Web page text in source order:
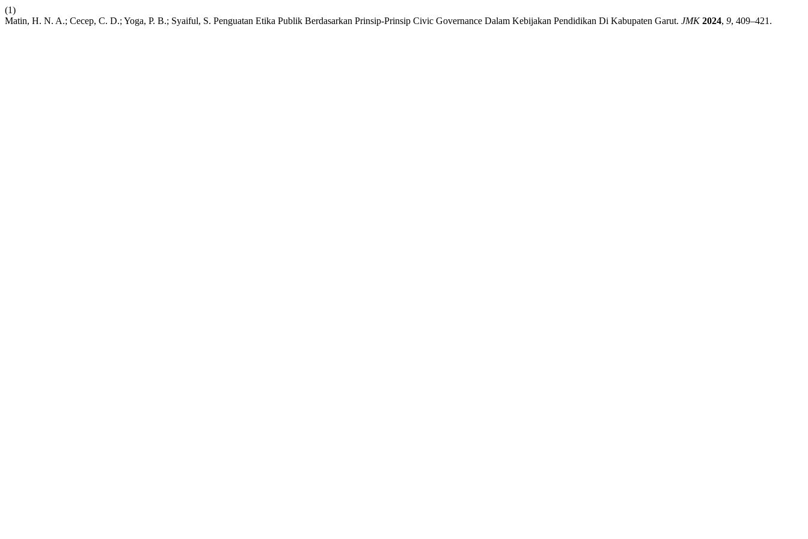
(1)
Matin, H. N. A.; Cecep, C. D.; Yoga, P. B.; Syaiful, S. Penguatan Etika Publik Berdasarkan Prinsip-Prinsip Civic Governance Dalam Kebijakan Pendidikan Di Kabupaten Garut. JMK 2024, 9, 409–421.